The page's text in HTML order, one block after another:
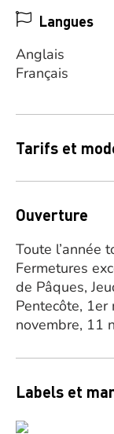
Langues
Anglais
Français
Tarifs et
Ouverture
Toute l’année
Fermetures
de Pâques,
Pentecôte,
novembre, 11
Labels et